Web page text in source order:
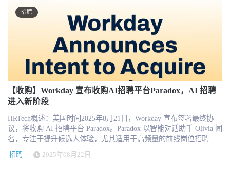
作完成率 138个应用场景为企业提供了一张能力地图，而最常见的20
个应用则说明，市场不会平均接受所有AI功能。 最先实现规模化
的，仍然是高频、标准化、数据相对清晰、输出容易复核，并且能
够产生明确业务结果的工作。 对于HR而言，正确的起点不是寻找一
套能够覆盖所有场景的“万能AI”，而是找到最耗时、重复度最高、
最容易衡量的几个流程，明确AI负责什么、员工负责什么，以及最
终结果如何评价。 对于HR科技公司而言，下一阶段的竞争也不再是
谁拥有更多AI按钮，而是谁能够把内容生成、流程自动化、数据连
接和业务结果组合成完整产品。 用户不会长期为一次精彩的回答付
费，但会为持续减少工作、缩短流程并改善结果的系统付费。 HR
AI真正的增长机会，不在于让HR每天多使用一个聊天工具，而在于
让AI进入工作发生的地方，理解组织上下文，协助完成任务，并把
节省下来的时间重新投入到判断、沟通、关系和组织建设中。
HRTech将持续跟踪全球HR AI产品、企业实践、投融资、上市公司
HRTech行业观察报告：企业HR必须关注的五大变革》，也可以订阅
HRTech每周资讯，持续获得全球HR科技产品、趋势和实践信息。
人员发现了潜在合规风险，一个经理通过判断避免了错误决策，一
个运营人员通过沟通挽回了客户信任，这些价值可能不会直接体现
在 AI 账单里，但对企业同样重要。 因此，AI 人效分析只能增强管
理判断，不能替代管理判断。它可以帮助企业看清过程、发现趋
势、识别异常、优化资源，但不能成为评价员工价值的唯一依据。
如果企业把 AI 账单作为控制工具，它可能制造新的焦虑和不公平；
如果企业把 AI 账单作为能力建设工具，它就可以帮助组织看清哪些
工作正在被 AI 重塑，哪些员工需要新的技能支持，哪些岗位应该重
新定义，哪些预算应该重新分配。 AI 账单会成为新的人效报表，但
企业不能让它变成员工审判书 AI 时代，人效确实会变得更容易衡
量。token 可以被计算，ROI 可以被建模，流程可以被审计，任务结
果可以被复盘，这是企业管理的一次重要进步。但越是容易衡量，
企业越要谨慎定义衡量的边界。真正成熟的组织，不会用 AI 账单简
单审判员工，而会用它重新理解工作、设计流程、配置资源，并推
动员工能力升级。 未来 HR 面临的关键问题，不是“要不要衡量 AI
而非单一国家。 同时，欧洲创业生态也在逐渐改善。越来越多风险
投资机构开始关注企业软件赛道，而成功案例的出现也会进一步吸
引资金进入这一领域。 如果Factorial最终完成本轮融资，其 20亿美
元估值 不仅将成为西班牙科技行业的重要里程碑，也可能推动更多
欧洲HR科技公司进入全球竞争舞台。 欧洲HR科技趋势 从行业发展
角度看，欧洲HR科技正在呈现出几个清晰趋势。 首先是 平台化趋
势。企业越来越倾向于使用整合HR、薪酬、招聘和运营流程的一体
化系统，而不是部署多个单点工具。HR软件正在向企业操作系统演
进。 第二是 AI驱动自动化。人工智能正在被用于招聘筛选、员工服
务、数据分析以及组织预测，使HR系统从记录工具变成决策辅助平
台。 第三是 全球化雇佣管理需求上升。随着跨境招聘和远程办公的
普及，企业需要更加灵活的HR系统来处理不同国家的劳动法规、薪
酬结构和合规要求。 第四是 欧洲本土企业的崛起。过去HR SaaS市
场主要由美国公司主导，但近年来欧洲公司正在迅速成长，并开始
影。随着资本持续进入和技术不断演进，未来几年欧洲HR科技市场
可能会出现更多具有全球影响力的平台型公司。
被自动化？哪些能力必须强化？员工如何与 AI 协同？绩效如何在
“人机协作”环境中衡量？ 这些问题本质上都属于“人才系统设计”的
范畴。 Arvind KC 的履历恰恰体现出一种系统思维：他长期构建企
业级 IT 与 HR 平台，对数据、流程与协作机制具有结构化理解。对
于一家以 AI 为核心的公司而言，这种能力尤为关键。 Chief People
Officer 的战略升级 近年来，Chief People Officer 在科技企业中的地
位不断提升。尤其是在高创新、高密度人才环境中，人才机制直接
影响研发效率与产品节奏。 AI 公司面临的挑战更加复杂：一方面需
要吸引顶尖研究与工程人才；另一方面必须在伦理、治理与社会影
响层面形成稳定组织共识。首席人才官不仅是文化守护者，更是系
统设计者。 OpenAI 的这一任命释放出一个重要信号：在 AI 企业内
部，HR 领导角色已与技术战略深度绑定。 对 HRTech 行业的启示
从 HRTech 角度看，这一任命具有三重意义： 第一，技术型 HR 领
构。 第二，人才管理将从“流程优化”转向“能力结构设计”。技能映
射、角色进化与持续再培训成为核心议题。 第三，组织系统本身将
偏见。如果过往录用人群集中于某些学校、性别或背景，模型极可
能无意中复制甚至强化这种倾向。一旦问题存在，AI 的规模化能力
反而会将偏差快速放大，形成系统性不公平。这也是为什么越来越
多 HR 负责人开始意识到：招聘 AI 的挑战，并非技术成熟度，而是
治理成熟度。 一些头部厂商的实践，恰好为行业提供了两个极具代
表性的对照案例。 作为全球最大的人力资源系统厂商之一，
Workday 近年来持续强化其 AI 能力，在招聘与人才管理中推出
Skills Cloud、自动匹配推荐和生成式 Copilot 等功能。这些工具的核
心逻辑，并不是直接替代 HR 决策，而是提供“建议层”。系统可以基
于海量数据推断技能相似度、识别内部人才流动机会、生成职位描
述草稿，但最终的录用与晋升判断始终保留在人类手中。同时，
Workday 强调模型可解释性与合规框架，在产品层面嵌入审计记
录、权限管理和透明度机制，让企业清楚知道 AI 参与了哪一步、提
供了什么依据。这种“增强型 AI”路径，本质上是在放大 HR 的判断
力，而不是取代它。 另一家快速崛起的 Talent Intelligence 厂商
非例外，明年的编制策略将同样依赖敏捷性与情景模拟，而非仅凭
传统预测。 为有效应对挑战，人力资源团队还应借助人工智能工具
分析市场变动，生成明智且灵活的招聘与劳动力建议。 当前劳动力
规划为何如此艰难 进入2026年之际，三大交织力量正重塑人员编制
规划：经济波动性、劳动力市场复杂性及技术颠覆性。 经济不确定
内劳动力需求，而供应链依赖型产业的地缘政治紧张局势更使招聘
需求充满变数。当关键联邦数据发布延迟或劳动力市场突发变动时
——例如求职者骤增或劳工统计局就业报告、工业生产指数等核心
数据源中断——这些压力将进一步加剧。 劳动力市场动态 劳动力市
多职业中期人才正转向新行业或新岗位。“回旋镖员工”（即重返原雇
主的企业）数量激增，进一步模糊了传统人才输送渠道。随着劳动
力老龄化加剧，许多行业面临知识传承风险——经验丰富员工的离
职速度远超新员工培养速度。 各行业招聘需求差异显著。不同行业
招聘
【收购】Workday 宣布收购AI招聘平台Paradox，AI 招聘
进入新阶段
HRTech概述：美国时间2025年8月21日，Workday 宣布签署最终协
议，将收购 AI 招聘平台 Paradox。Paradox 以智能对话助手 Olivia 闻
名，专注于提升候选人体验，尤其适用于高频量的前线岗位招聘。
化率超过70%，招聘周期缩短至最快3.5天。更多全球最新资讯，请
关注HRTechChina. 2025年8月21日，加州普莱森顿 —Workday（纳斯
招聘 2025年08月22日